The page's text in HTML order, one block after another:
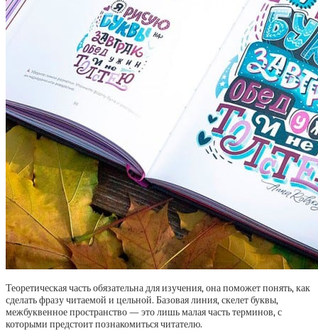
Теоретическая часть обязательна для изучения, она поможет понять, как
сделать фразу читаемой и цельной. Базовая линия, скелет буквы,
межбуквенное пространство — это лишь малая часть терминов, с
которыми предстоит познакомиться читателю.